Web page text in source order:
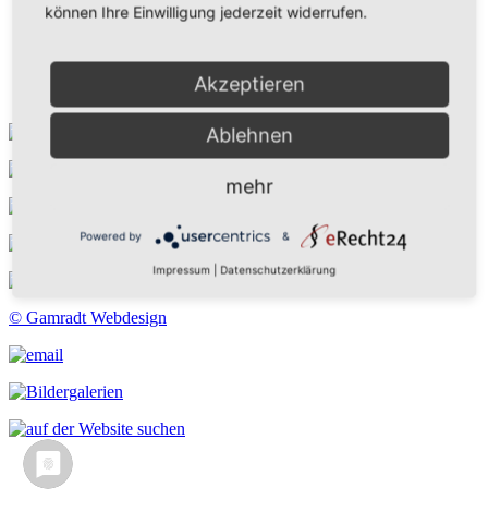
Home
Suchen
© Gamradt Webdesign
können Ihre Einwilligung jederzeit widerrufen.
Akzeptieren
Ablehnen
mehr
Powered by &
Impressum Datenschutzerklärung